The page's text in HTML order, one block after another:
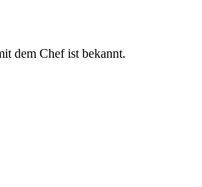
dem Chef ist bekannt.